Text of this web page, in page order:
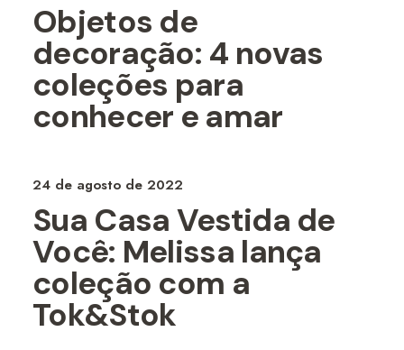
Objetos de
decoração: 4 novas
coleções para
conhecer e amar
24 de agosto de 2022
Sua Casa Vestida de
Você: Melissa lança
coleção com a
Tok&Stok